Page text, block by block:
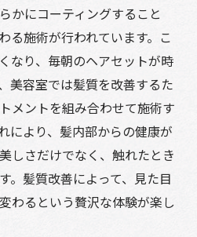
かにコーティングすること
る施術が行われています。こ
なり、毎朝のヘアセットが時
美容室では髪質を改善するた
メントを組み合わせて施術す
により、髪内部からの健康が
しさだけでなく、触れたとき
。髪質改善によって、見た目
わるという贅沢な体験が楽し